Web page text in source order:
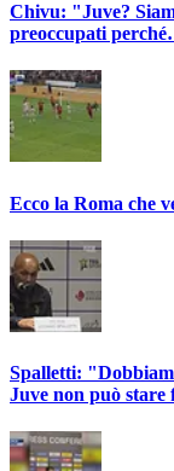
Chivu: "Juve?
preoccupati
Ecco la Roma che
Spalletti:
Juve non può